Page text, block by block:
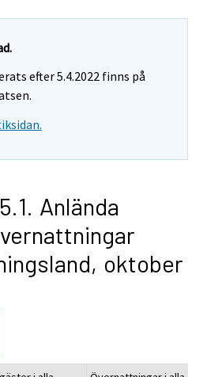
efter 5.4.2022 finns på
Anlända
oktober